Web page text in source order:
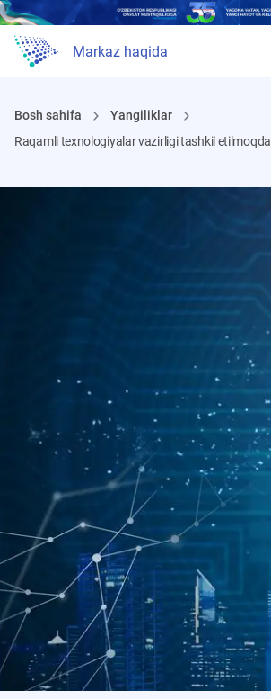
Markaz haqida
Bosh sahifa
Yangiliklar
Raqamli texnologiyalar vazirligi tashkil etilmoqda